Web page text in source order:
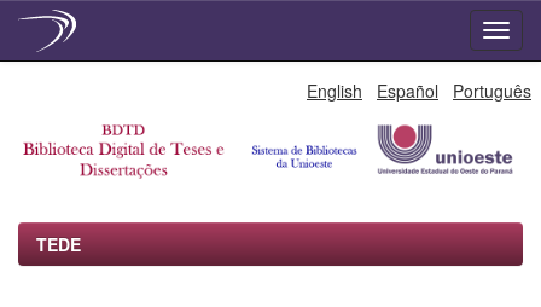
English Español Português
TEDE